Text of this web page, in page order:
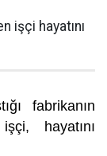
işçi hayatını
fabrikanın
hayatını